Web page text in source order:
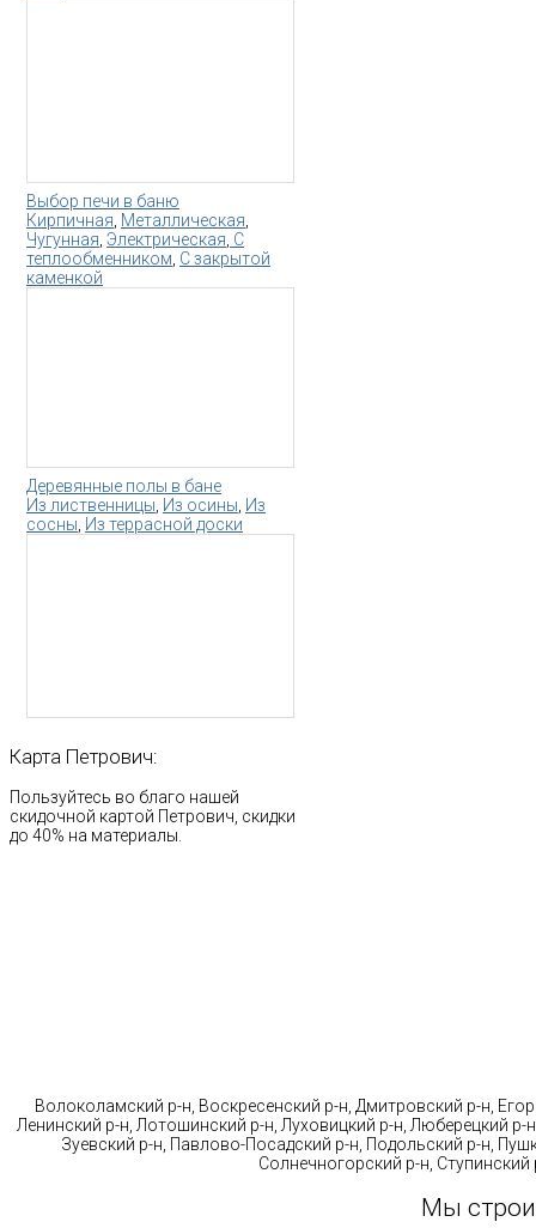
Выбор печи в баню
Кирпичная, Металлическая,
Чугунная, Электрическая, С
теплообменником, С закрытой
каменкой
Деревянные полы в бане
Из лиственницы, Из осины, Из
сосны, Из террасной доски
Карта Петрович:
Пользуйтесь во благо нашей
скидочной картой Петрович, скидки
до 40% на материалы.
Волоколамский р-н, Воскресенский р-н, Дмитровский р-н,
Ленинский р-н, Лотошинский р-н, Луховицкий р-н, Люберецкий
Зуевский р-н, Павлово-Посадский р-н, Подольский р-н,
Солнечногорский р-н,
Мы